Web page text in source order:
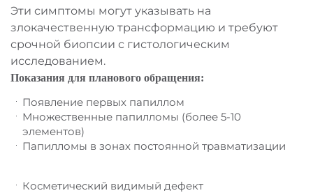
Эти симптомы могут указывать на
злокачественную трансформацию и требуют
срочной биопсии с гистологическим
исследованием.
Показания для планового обращения:
Появление первых папиллом
Множественные папилломы (более 5-10
элементов)
Папилломы в зонах постоянной травматизации
Косметический видимый дефект